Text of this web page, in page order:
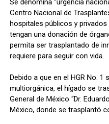
Se denomina “urgencia
Centro Nacional de
hospitales públicos y
tengan una donación de
permita ser trasplantado de
requiere para seguir con vida.
Debido a que en el HGR No.
multiorgánica, el hígado se
General de México “Dr.
México, donde se trasplantó